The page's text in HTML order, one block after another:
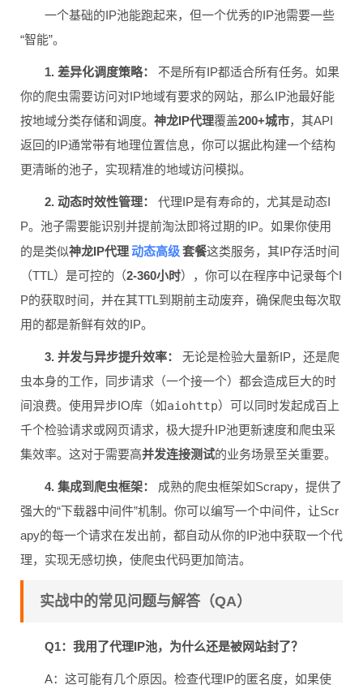
一个基础的IP池能跑起来，但一个优秀的IP池需要一些
“智能”。
1. 差异化调度策略：
不是所有IP都适合所有任务。如果
你的爬虫需要访问对IP地域有要求的网站，那么IP池最好能
按地域分类存储和调度。 神龙IP代理覆盖200+城市，其API
返回的IP通常带有地理位置信息，你可以据此构建一个结构
更清晰的池子，实现精准的地域访问模拟。
2. 动态时效性管理：
代理IP是有寿命的，尤其是动态I
P。池子需要能识别并提前淘汰即将过期的IP。如果你使用
的是类似神龙IP代理动态高级套餐这类服务，其IP存活时间
（TTL）是可控的（2-360小时），你可以在程序中记录每个I
P的获取时间，并在其TTL到期前主动废弃，确保爬虫每次取
用的都是新鲜有效的IP。
3. 并发与异步提升效率：
无论是检验大量新IP，还是爬
虫本身的工作，同步请求（一个接一个）都会造成巨大的时
间浪费。使用异步IO库（如aiohttp）可以同时发起成百上
千个检验请求或网页请求，极大提升IP池更新速度和爬虫采
集效率。这对于需要高并发连接测试的业务场景至关重要。
4. 集成到爬虫框架：
成熟的爬虫框架如Scrapy，提供了
强大的“下载器中间件”机制。你可以编写一个中间件，让Scr
apy的每一个请求在发出前，都自动从你的IP池中获取一个代
理，实现无感切换，使爬虫代码更加简洁。
实战中的常见问题与解答（QA）
Q1：我用了代理IP池，为什么还是被网站封了？
A：这可能有几个原因。检查代理IP的匿名度，如果使